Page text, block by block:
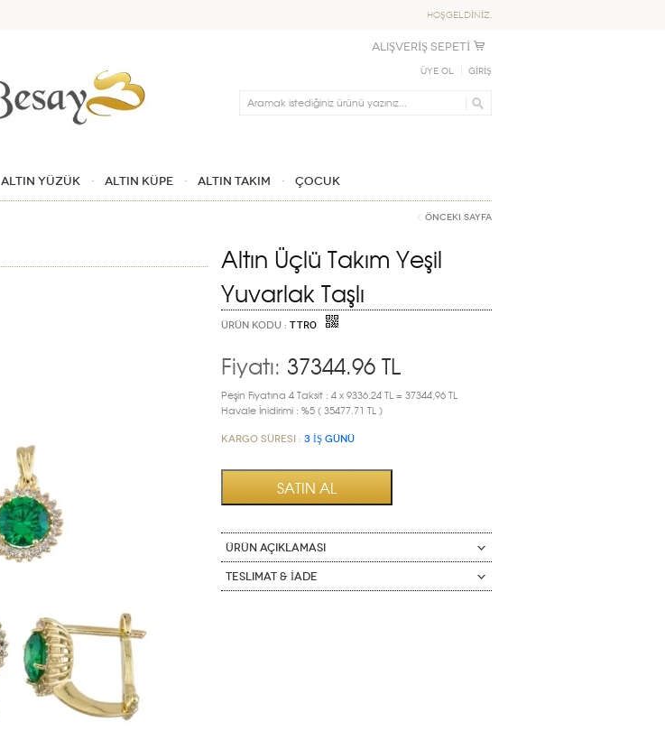
HOŞGELDİNİZ,
ALIŞVERİŞ SEPETİ
Üye Ol GİRİŞ
Ara
ALTIN YÜZÜK ALTIN KÜPE ALTIN TAKIM ÇOCUK
Önceki Sayfa
Altın Üçlü Takım Yeşil
Yuvarlak Taşlı
ÜRÜN KODU : TTR0
Fiyatı: 37344.96 TL
Peşin Fiyatına 4 Taksit : 4 x 9336.24 TL = 37344,96 TL
Havale İnidirimi : %5 ( 35477.71 TL )
Kargo Süresi : 3 İŞ GÜNÜ
ÜRÜN AÇIKLAMASI
Teslimat & İade